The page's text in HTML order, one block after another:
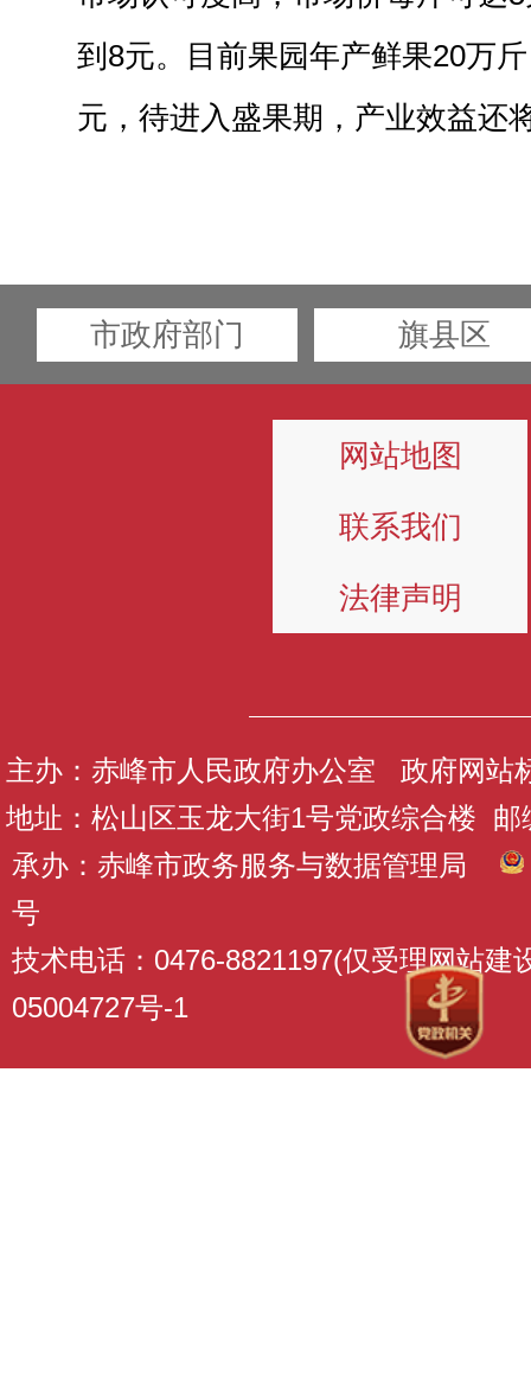
到8元。目前果园年产鲜果20万
元，待进入盛果期，产业效益还
市政府部门 旗县区
网站地图
联系我们
法律声明
主办：赤峰市人民政府办公室 政府网站
地址：松山区玉龙大街1号党政综合楼 邮
承办：赤峰市政务服务与数据管理局
号
技术电话：0476-8821197(仅受理网站建
05004727号-1